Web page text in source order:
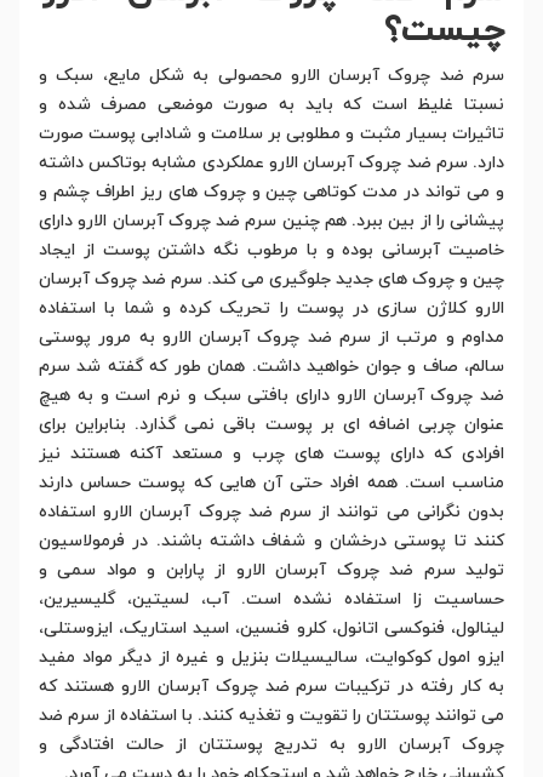
چیست؟
سرم ضد چروک آبرسان الارو محصولی به شکل مایع، سبک و
نسبتا غلیظ است که باید به صورت موضعی مصرف شده و
تاثیرات بسیار مثبت و مطلوبی بر سلامت و شادابی پوست صورت
دارد. سرم ضد چروک آبرسان الارو عملکردی مشابه بوتاکس داشته
و می تواند در مدت کوتاهی چین و چروک های ریز اطراف چشم و
پیشانی را از بین ببرد. هم چنین سرم ضد چروک آبرسان الارو دارای
خاصیت آبرسانی بوده و با مرطوب نگه داشتن پوست از ایجاد
چین و چروک های جدید جلوگیری می کند. سرم ضد چروک آبرسان
الارو کلاژن سازی در پوست را تحریک کرده و شما با استفاده
مداوم و مرتب از سرم ضد چروک آبرسان الارو به مرور پوستی
سالم، صاف و جوان خواهید داشت. همان طور که گفته شد سرم
ضد چروک آبرسان الارو دارای بافتی سبک و نرم است و به هیچ
عنوان چربی اضافه ای بر پوست باقی نمی گذارد. بنابراین برای
افرادی که دارای پوست های چرب و مستعد آکنه هستند نیز
مناسب است. همه افراد حتی آن هایی که پوست حساس دارند
بدون نگرانی می توانند از سرم ضد چروک آبرسان الارو استفاده
کنند تا پوستی درخشان و شفاف داشته باشند. در فرمولاسیون
تولید سرم ضد چروک آبرسان الارو از پارابن و مواد سمی و
حساسیت زا استفاده نشده است. آب، لسیتین، گلیسیرین،
لینالول، فنوکسی اتانول، کلرو فنسین، اسید استاریک، ایزوستلی،
ایزو امول کوکوایت، سالیسیلات بنزیل و غیره از دیگر مواد مفید
به کار رفته در ترکیبات سرم ضد چروک آبرسان الارو هستند که
می توانند پوستتان را تقویت و تغذیه کنند. با استفاده از سرم ضد
چروک آبرسان الارو به تدریج پوستتان از حالت افتادگی و